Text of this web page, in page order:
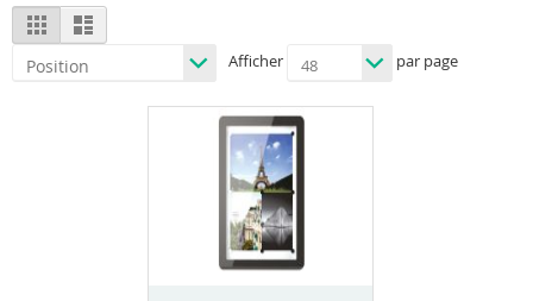
View
as
Grid List
Afficher par page